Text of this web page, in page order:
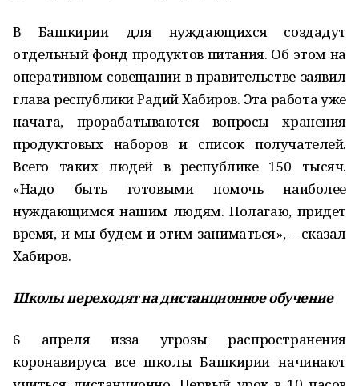
В Башкирии для нуждающихся создадут
отдельный фонд продуктов питания. Об этом на
оперативном совещании в правительстве заявил
глава республики Радий Хабиров. Эта работа уже
начата, прорабатываются вопросы хранения
продуктовых наборов и список получателей.
Всего таких людей в республике 150 тысяч.
«Надо быть готовыми помочь наиболее
нуждающимся нашим людям. Полагаю, придет
время, и мы будем и этим заниматься», – сказал
Хабиров.
Школы переходят на дистанционное обучение
6 апреля из­за угрозы распространения
коронавируса все школы Башкирии начинают